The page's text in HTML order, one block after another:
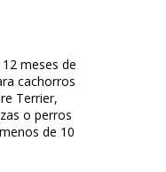
meses de
cachorros
Terrier,
o perros
de 10